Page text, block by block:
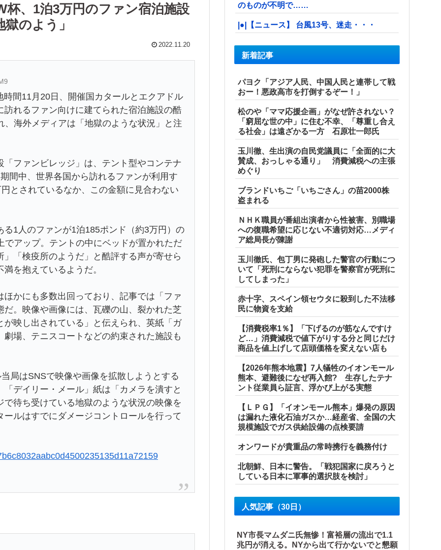
、1泊3万円のファン宿泊施設
のよう」
2022.11.20
間11月20日、開催国カタールとエクアドル
れるファン向けに建てられた宿泊施設の酷
海外メディアは「地獄のような状況」と注
ファンビレッジ」は、テント型やコンテナ
間中、世界各国から訪れるファンが利用す
とされているなか、この金額に見合わない
1人のファンが1泊185ポンド（約3万円）の
アップ。テントの中にベッドが置かれただ
「検疫所のようだ」と酷評する声が寄せら
を抱えているようだ。
かにも多数出回っており、記事では「ファ
。映像や画像には、瓦礫の山、裂かれた芝
映し出されている」と伝えられ、英紙「ガ
場、テニスコートなどの約束された施設も
局はSNSで映像や画像を拡散しようとする
デイリー・メール」紙は「カメラを潰すと
待ち受けている地獄のような状況の映像を
ルはすでにダメージコントロールを行って
のものが不明で……
|●|【ニュース】 台風13号、迷走・・・
新着記事
パヨク「アジア人民、中国人民と連帯して戦
おー！悪政高市を打倒するぞー！」
松のや「ママ応援企画」がなぜ許されない？
「窮屈な世の中」に住む不幸、「尊重し合え
る社会」は遠ざかる一方 石原壮一郎氏
玉川徹、生出演の自民党議員に「全面的に大
賛成、おっしゃる通り」 消費減税への主張
めぐり
ブランドいちご「いちごさん」の苗2000株
盗まれる
ＮＨＫ職員が番組出演者から性被害、別職場
への復職希望に応じない不適切対応…メディ
ア総局長が陳謝
玉川徹氏、包丁男に発砲した警官の行動につ
いて「死刑にならない犯罪を警察官が死刑に
してしまった」
赤十字、スペイン領セウタに殺到した不法移
民に物資を支給
【消費税率1％】「下げるのが筋なんですけ
ど…」消費減税で値下がりする分と同じだけ
商品を値上げして店頭価格を変えない店も
【2026年熊本地震】7人犠牲のイオンモール
熊本、避難後になぜ再入館? 生存したテナ
ント従業員ら証言、浮かび上がる実態
【ＬＰＧ】「イオンモール熊本」爆発の原因
は漏れた液化石油ガスか…経産省、全国の大
規模施設でガス供給設備の点検要請
オンワードが貴重品の常時携行を義務付け
北朝鮮、日本に警告。「戦犯国家に戻ろうと
している日本に軍事的選択肢を検討」
人気記事（30日）
NY市長マムダニ氏無惨！富裕層の流出で1.1
兆円が消える。NYから出て行かないでと懇願